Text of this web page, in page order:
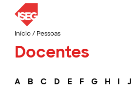
Início/ Pessoas
Docentes
A B C D E F G H I J